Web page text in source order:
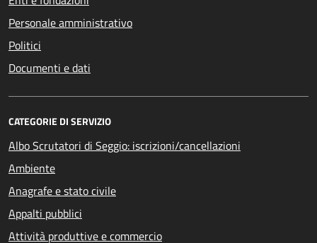
Personale amministrativo
Politici
Documenti e dati
CATEGORIE DI SERVIZIO
Albo Scrutatori di Seggio: iscrizioni/cancellazioni
Ambiente
Anagrafe e stato civile
Appalti pubblici
Attività produttive e commercio